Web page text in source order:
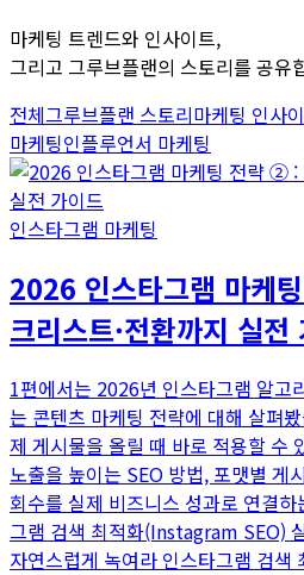
마케팅 트렌드와 인사이트,
그리고 그루브플랜의 스토리를 공유
전체그루브플랜 스토리마케팅 인사
마케팅인플루언서 마케팅
인스타그램 마케팅
2026 인스타그램 마케
크리스트·전환까지 실전
1편에서는 2026년 인스타그램 알고
는 콘텐츠 마케팅 전략에 대해 살펴
제 게시물을 올릴 때 바로 적용할 수
노출을 높이는 SEO 방법, 포맷별 게
회수를 실제 비즈니스 성과로 연결
그램 검색 최적화(Instagram SEO)
자연스럽게 녹여라 인스타그램 검